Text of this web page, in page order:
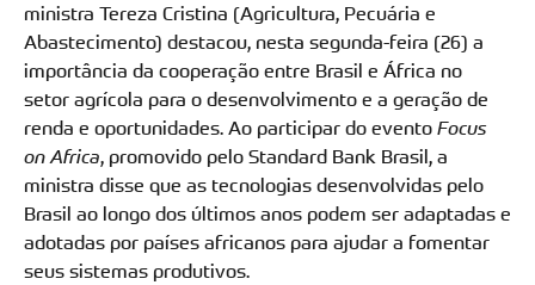
ministra Tereza Cristina (Agricultura, Pecuária e
Abastecimento) destacou, nesta segunda-feira (26) a
importância da cooperação entre Brasil e África no
setor agrícola para o desenvolvimento e a geração de
renda e oportunidades. Ao participar do evento Focus
on Africa, promovido pelo Standard Bank Brasil, a
ministra disse que as tecnologias desenvolvidas pelo
Brasil ao longo dos últimos anos podem ser adaptadas e
adotadas por países africanos para ajudar a fomentar
seus sistemas produtivos.